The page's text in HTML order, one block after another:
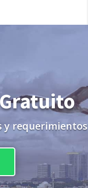
y requerimientos